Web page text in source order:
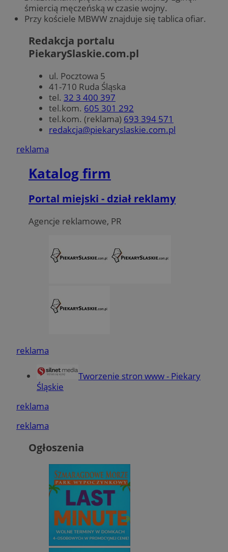
śmiercią męczeńską w czasie wojny.
Przy kościele MBWW znajduje się tablica ofiar.
Redakcja portalu
PiekarySlaskie.com.pl
ul. Pocztowa 5
41-710 Ruda Śląska
tel. 32 3 400 397
tel.kom. 605 301 292
tel.kom. (reklama) 693 394 571
redakcja@piekaryslaskie.com.pl
reklama
Katalog firm
Portal miejski - dział reklamy
Agencje reklamowe, PR
reklama
Tworzenie stron www - Piekary
Śląskie
reklama
reklama
Ogłoszenia